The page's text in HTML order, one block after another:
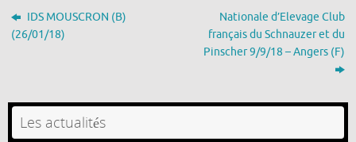
IDS MOUSCRON (B)
(26/01/18)
Nationale d’Elevage Club
français du Schnauzer et du
Pinscher 9/9/18 – Angers (F)
Les actualités